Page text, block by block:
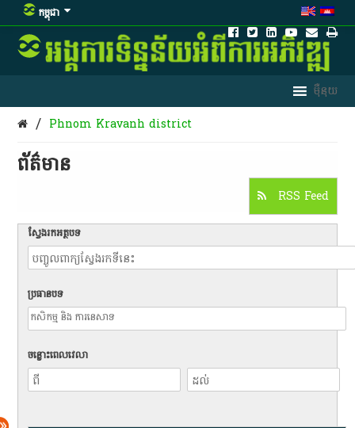
កម្ពុជា
/ Phnom Kravanh district
ព័ត៌មាន​
RSS Feed
ស្វែងរកអត្ថបទ
ប្រធានបទ
ចន្លោះពេលវេលា